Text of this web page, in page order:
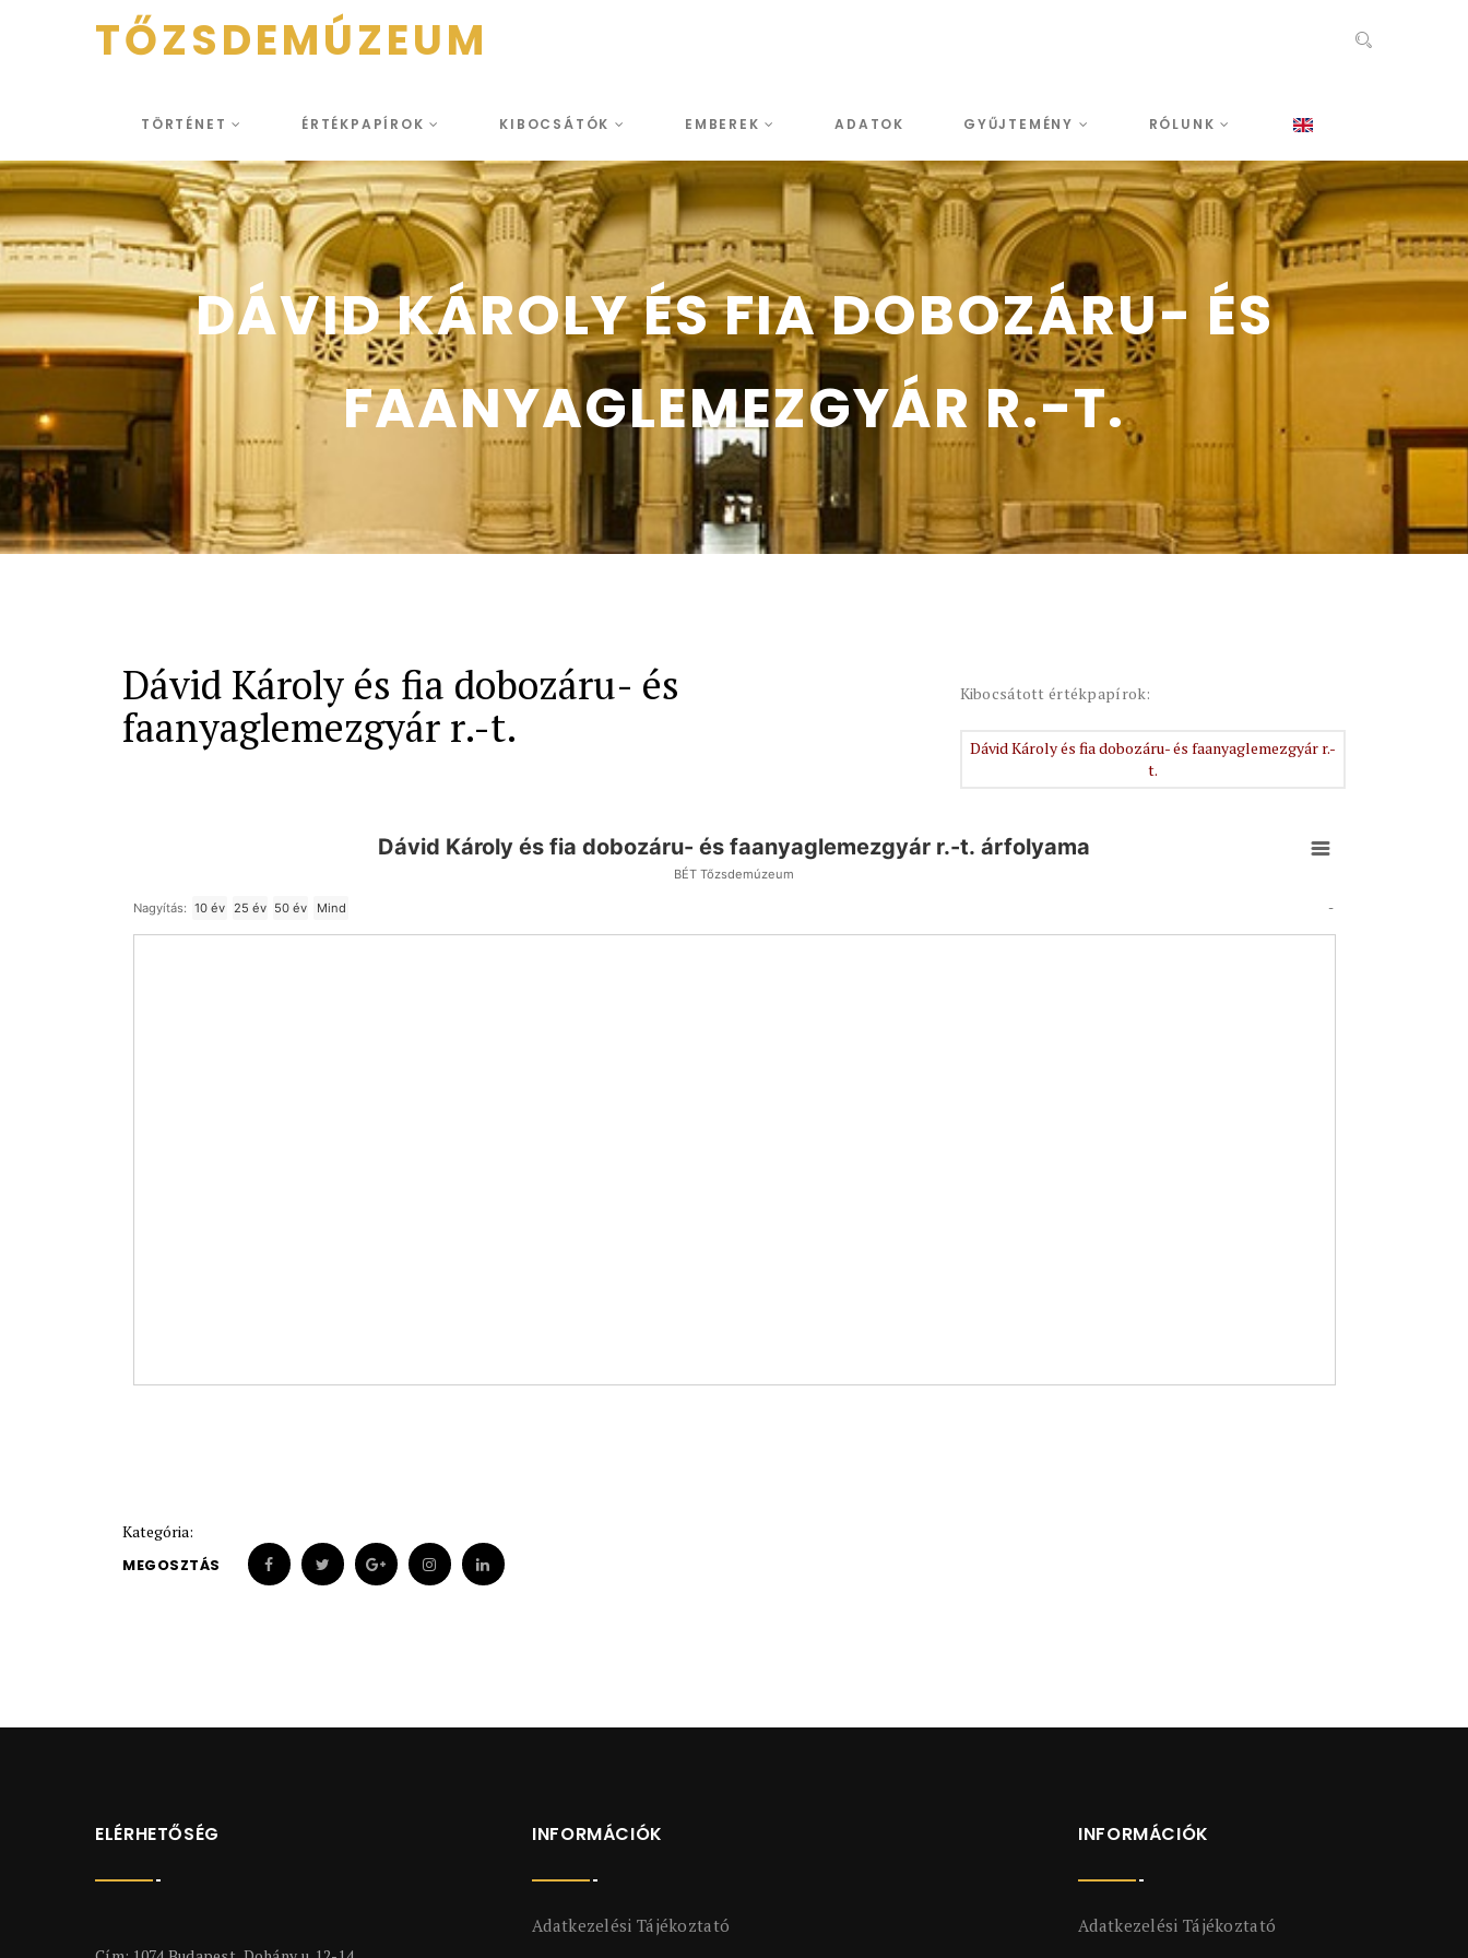
TŐZSDEMÚZEUM
TÖRTÉNET ÉRTÉKPAPÍROK KIBOCSÁTÓK EMBEREK ADATOK GYŰJTEMÉNY RÓLUNK
DÁVID KÁROLY ÉS FIA DOBOZÁRU- ÉS
FAANYAGLEMEZGYÁR R.-T.
Dávid Károly és fia dobozáru- és
faanyaglemezgyár r.-t.
Kibocsátott értékpapírok:
Dávid Károly és fia dobozáru- és faanyaglemezgyár r.-
t.
Dávid Károly és fia dobozáru- és faanyaglemezgyár r.-t. árfolyama
BÉT Tőzsdemúzeum
Nagyítás: 10 év 25 év 50 év Mind -
Kategória:
MEGOSZTÁS
ELÉRHETŐSÉG INFORMÁCIÓK
Adatkezelési Tájékoztató
INFORMÁCIÓK
Adatkezelési Tájékoztató